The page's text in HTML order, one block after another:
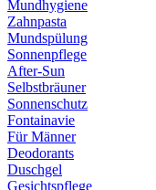
Mundhygiene
Zahnpasta
Mundspülung
Sonnenpflege
After-Sun
Selbstbräuner
Sonnenschutz
Fontainavie
Für Männer
Deodorants
Duschgel
Gesichtspflege